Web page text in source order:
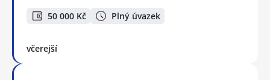
50 000 Kč Plný úvazek
včerejší